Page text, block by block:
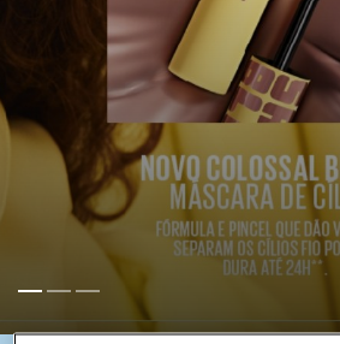
Teste de Slide 1
Teste de Slide 2
Teste de Slide 3